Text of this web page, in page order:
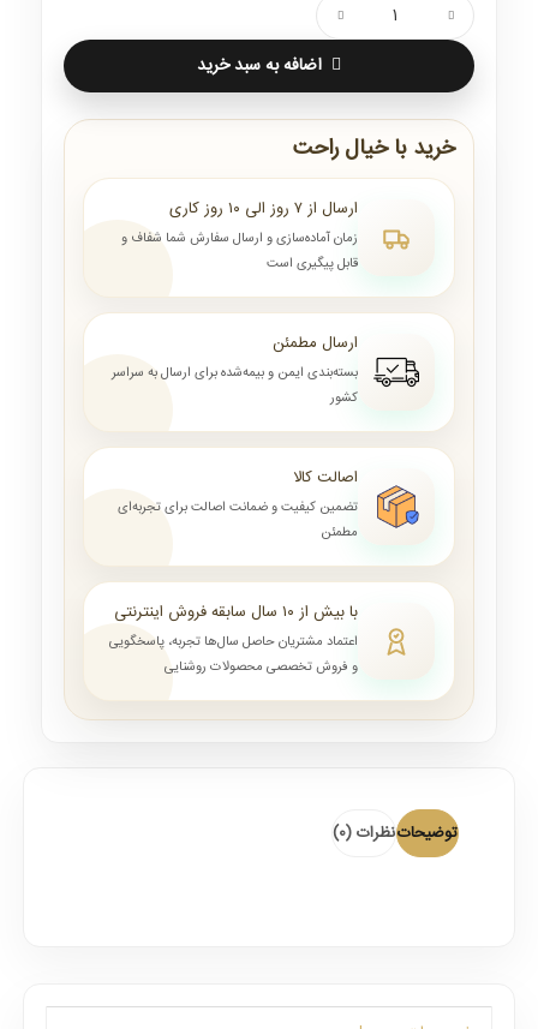
اضافه به سبد خرید
خرید با خیال راحت
ارسال از ۷ روز الی ۱۰ روز کاری
زمان آماده‌سازی و ارسال سفارش شما شفاف و
قابل پیگیری است
ارسال مطمئن
بسته‌بندی ایمن و بیمه‌شده برای ارسال به سراسر
کشور
اصالت کالا
تضمین کیفیت و ضمانت اصالت برای تجربه‌ای
مطمئن
با بیش از ۱۰ سال سابقه فروش اینترنتی
اعتماد مشتریان حاصل سال‌ها تجربه، پاسخگویی
و فروش تخصصی محصولات روشنایی
توضیحاتنظرات (0)